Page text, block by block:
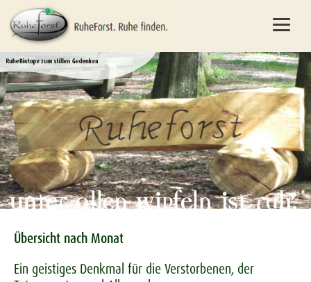
Übersicht nach Monat
Ein geistiges Denkmal für die Verstorbenen, der